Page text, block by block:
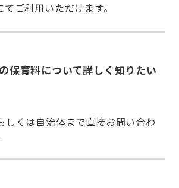
ご利用いただけます。
保育料について詳しく知りたい
しくは自治体まで直接お問い合わ